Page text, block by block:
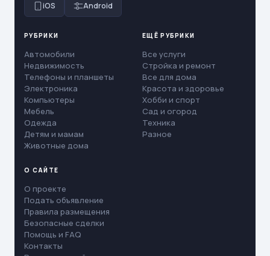
iOS Android
РУБРИКИ
Автомобили
Недвижимость
Телефоны и планшеты
Электроника
Компьютеры
Мебель
Одежда
Детям и мамам
Животные дома
ЕЩЁ РУБРИКИ
Все услуги
Стройка и ремонт
Все для дома
Красота и здоровье
Хобби и спорт
Сад и огород
Техника
Разное
О САЙТЕ
О проекте
Подать объявление
Правила размещения
Безопасные сделки
Помощь и FAQ
Контакты